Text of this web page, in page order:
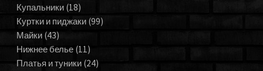
Купальники (18)
Куртки и пиджаки (99)
Майки (43)
Нижнее белье (11)
Платья и туники (24)